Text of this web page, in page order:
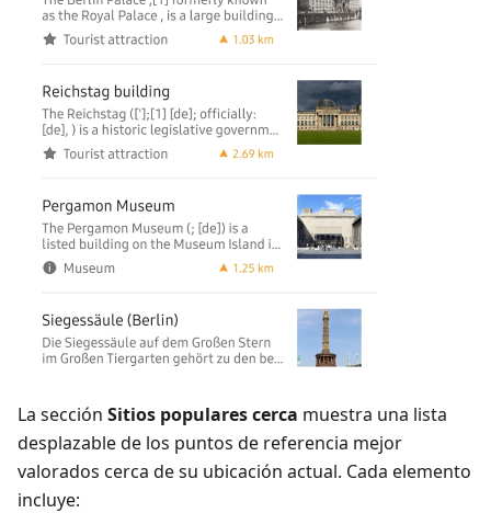
La sección Sitios populares cerca muestra una lista
desplazable de los puntos de referencia mejor
valorados cerca de su ubicación actual. Cada elemento
incluye: